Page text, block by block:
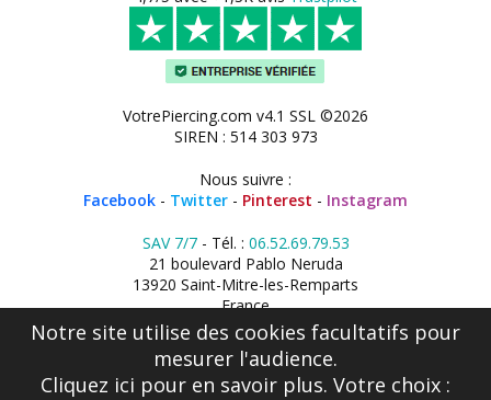
VotrePiercing.com v4.1 SSL ©2026
SIREN : 514 303 973
Nous suivre :
Facebook - Twitter - Pinterest - Instagram
SAV 7/7- Tél. : 06.52.69.79.53
21 boulevard Pablo Neruda
13920 Saint-Mitre-les-Remparts
France
Notre site utilise des cookies facultatifs pour
mesurer l'audience.
Cliquez ici pour en savoir plus. Votre choix :